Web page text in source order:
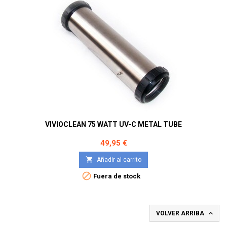
VIVIOCLEAN 75 WATT UV-C METAL TUBE
Precio
49,95 €
 Añadir al carrito
 Fuera de stock
VOLVER ARRIBA 